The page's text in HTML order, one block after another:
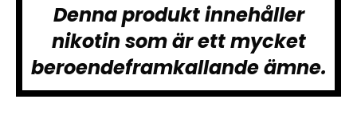
Denna produkt innehåller
nikotin som är ett mycket
beroendeframkallande ämne.